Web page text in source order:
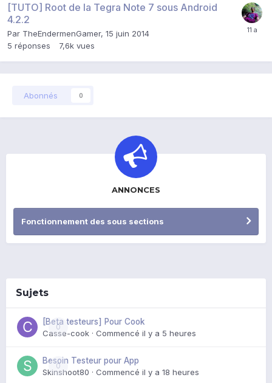
[TUTO] Root de la Tegra Note 7 sous Android
4.2.2
Par TheEndermenGamer, 15 juin 2014
5 réponses 7,6k vues
Abonnés 0
ANNONCES
Fonctionnement des sous sections
Sujets
0
[Beta testeurs] Pour Cook
Casse-cook · Commencé il y a 5 heures
0
Besoin Testeur pour App
Skinshoot80 · Commencé il y a 18 heures